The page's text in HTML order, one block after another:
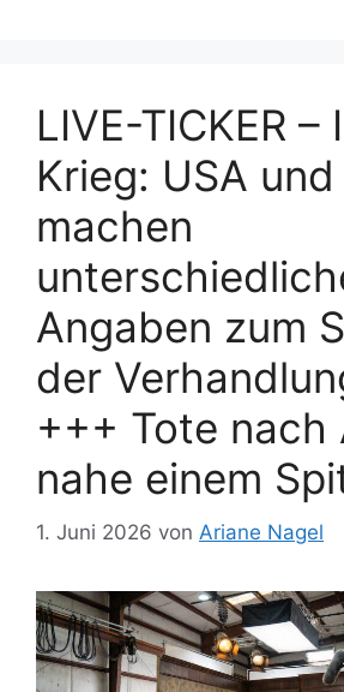
LIVE-TICKER –
Krieg: USA
machen
Angaben zum
der
+++ Tote nach
nahe einem
1. Juni 2026 von Ariane Nagel